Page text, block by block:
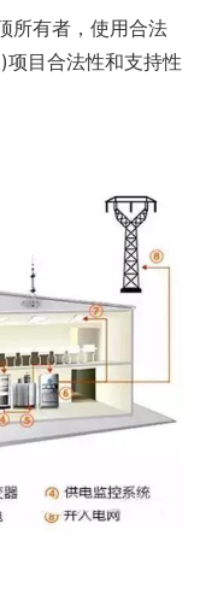
所有者，使用合法
目合法性和支持性